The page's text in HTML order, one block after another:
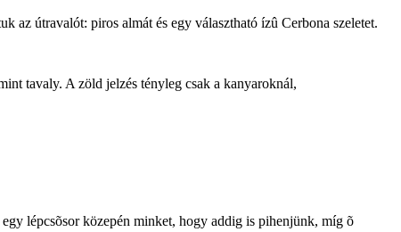
az útravalót: piros almát és egy választható ízû Cerbona szeletet.
tavaly. A zöld jelzés tényleg csak a kanyaroknál,
lépcsõsor közepén minket, hogy addig is pihenjünk, míg õ